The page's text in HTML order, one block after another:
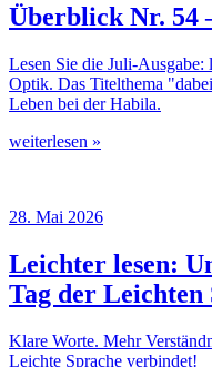
Überblick Nr. 54
Lesen Sie die Juli-Ausgabe:
Optik. Das Titelthema
Leben bei der Habila.
weiterlesen »
28. Mai 2026
Leichter lesen:
Tag der Leichten
Klare Worte. Mehr
Leichte Sprache verbindet!